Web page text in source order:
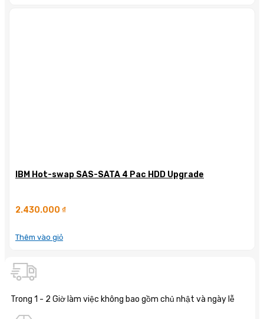
IBM Hot-swap SAS-SATA 4 Pac HDD Upgrade
2.430.000 ₫
Thêm vào giỏ
Trong 1 - 2 Giờ làm việc không bao gồm chủ nhật và ngày lễ